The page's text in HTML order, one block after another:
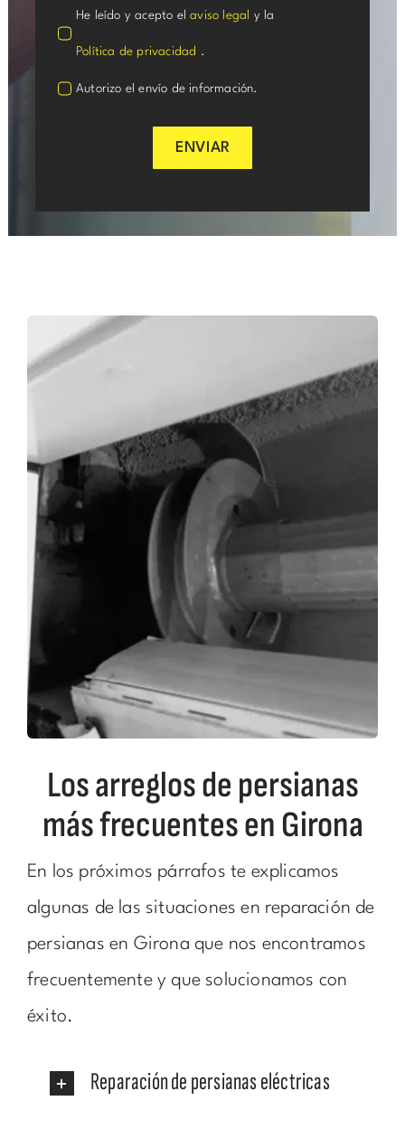
He leído y acepto elaviso legal y la
Política de privacidad .
Autorizo el envío de información.
ENVIAR
Los arreglos de persianas
más frecuentes en Girona
En los próximos párrafos te explicamos
algunas de las situaciones en reparación de
persianas en Girona que nos encontramos
frecuentemente y que solucionamos con
éxito.
Reparación de persianas eléctricas